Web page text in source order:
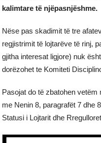
kalimtare të njëpasnjëshme.
Nëse pas skadimit të tre
regjistrimit të lojtarëve të rinj,
gjitha interesat ligjore) nuk
dorëzohet te Komiteti
Pasojat do të zbatohen
me Nenin 8, paragrafët 7 dhe
Statusi i Lojtarit dhe